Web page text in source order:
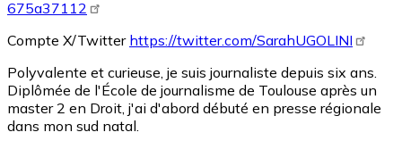
675a37112
Compte X/Twitter https://twitter.com/SarahUGOLINI
Polyvalente et curieuse, je suis journaliste depuis six ans.
Diplômée de l'École de journalisme de Toulouse après un
master 2 en Droit, j'ai d'abord débuté en presse régionale
dans mon sud natal.